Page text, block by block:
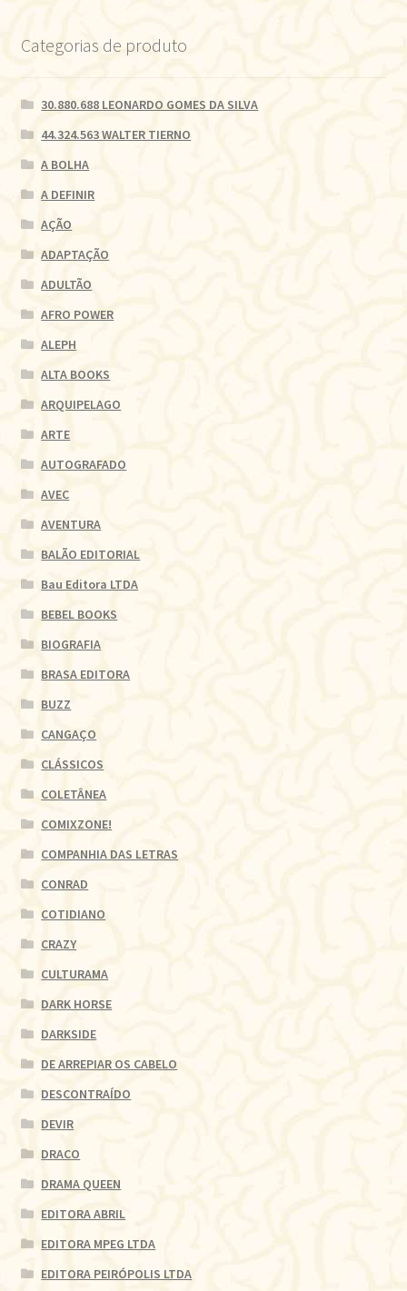
Categorias de produto
30.880.688 LEONARDO GOMES DA SILVA
44.324.563 WALTER TIERNO
A BOLHA
A DEFINIR
AÇÃO
ADAPTAÇÃO
ADULTÃO
AFRO POWER
ALEPH
ALTA BOOKS
ARQUIPELAGO
ARTE
AUTOGRAFADO
AVEC
AVENTURA
BALÃO EDITORIAL
Bau Editora LTDA
BEBEL BOOKS
BIOGRAFIA
BRASA EDITORA
BUZZ
CANGAÇO
CLÁSSICOS
COLETÂNEA
COMIXZONE!
COMPANHIA DAS LETRAS
CONRAD
COTIDIANO
CRAZY
CULTURAMA
DARK HORSE
DARKSIDE
DE ARREPIAR OS CABELO
DESCONTRAÍDO
DEVIR
DRACO
DRAMA QUEEN
EDITORA ABRIL
EDITORA MPEG LTDA
EDITORA PEIRÓPOLIS LTDA